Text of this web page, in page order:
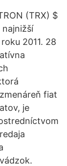
(TRX) $
2011. 28
fiat
je